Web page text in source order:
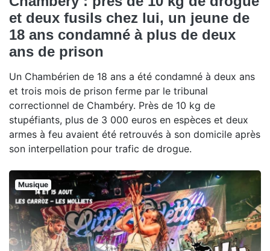
et deux fusils chez lui, un jeune de
18 ans condamné à plus de deux
ans de prison
Un Chambérien de 18 ans a été condamné à deux ans
et trois mois de prison ferme par le tribunal
correctionnel de Chambéry. Près de 10 kg de
stupéfiants, plus de 3 000 euros en espèces et deux
armes à feu avaient été retrouvés à son domicile après
son interpellation pour trafic de drogue.
Musique